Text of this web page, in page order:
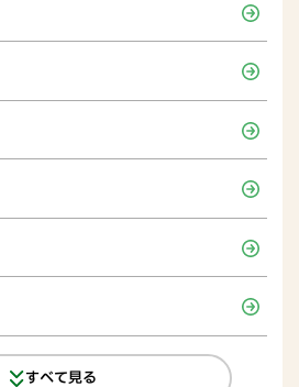
すべて見る